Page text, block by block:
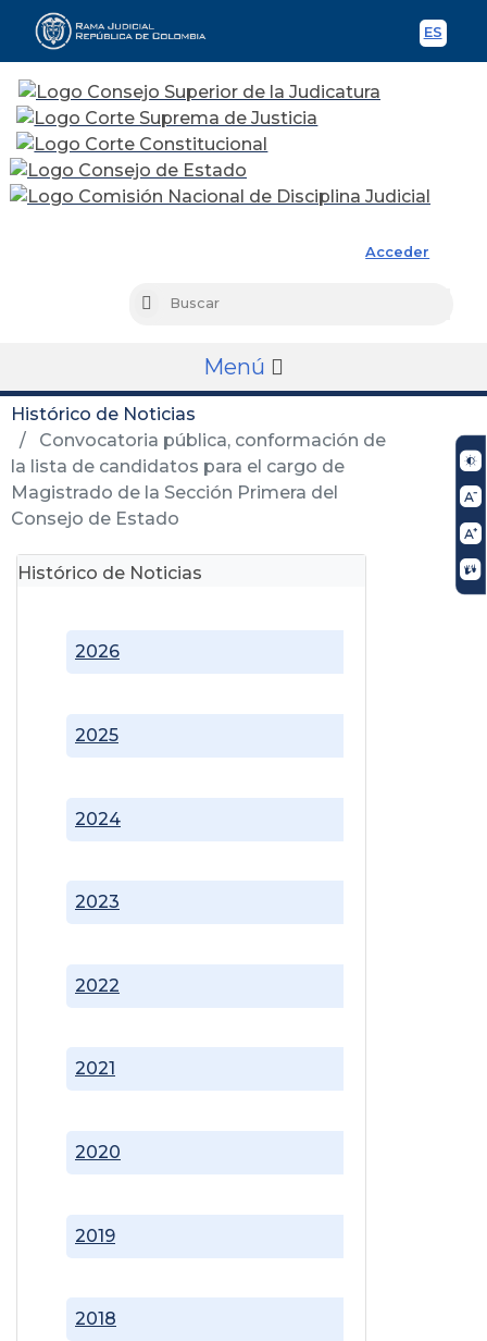
ES
Acceder
Buscar
Menú
Histórico de Noticias
Convocatoria pública, conformación de
la lista de candidatos para el cargo de
Magistrado de la Sección Primera del
Consejo de Estado
Histórico de Noticias
2018
2019
2020
2021
2022
2023
2024
2025
2026